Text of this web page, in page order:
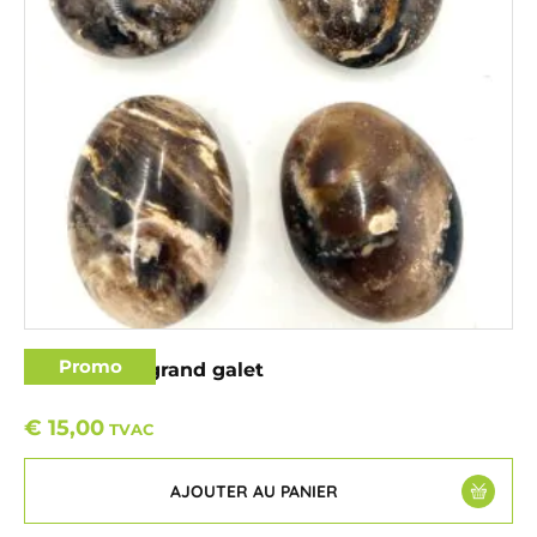
Promo
Opale noire grand galet
€ 15,00 TVAC
AJOUTER AU PANIER